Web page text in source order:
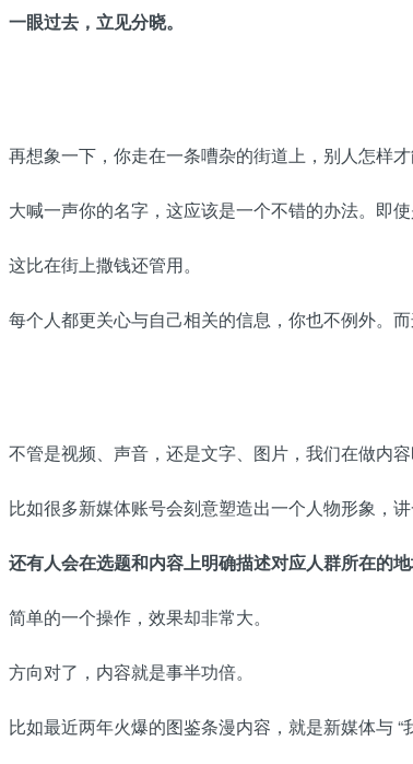
一眼过去，立见分晓。
再想象一下，你走在一条嘈杂的街道上，别人怎样
大喊一声你的名字，这应该是一个不错的办法。即
这比在街上撒钱还管用。
每个人都更关心与自己相关的信息，你也不例外。
不管是视频、声音，还是文字、图片，我们在做内
比如很多新媒体账号会刻意塑造出一个人物形象，
还有人会在选题和内容上明确描述对应人群所在的
简单的一个操作，效果却非常大。
方向对了，内容就是事半功倍。
比如最近两年火爆的图鉴条漫内容，就是新媒体与 “